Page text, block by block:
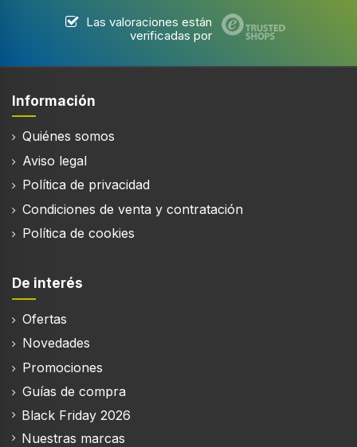
Diámetro del woofer (imperial)
Audio
Rango de frecuencia
36 - 40000 Hz
Obstrucción
8 Ω
Sensibilidad
Divisor de frecuencia
Desempeño
Universal
Las valoraciones están
verificadas por
Información
Quiénes somos
Aviso legal
Política de privacidad
Condiciones de venta y contratación
Política de cookies
De interés
Ofertas
Novedades
Promociones
Guías de compra
Black Friday 2026
Nuestras marcas